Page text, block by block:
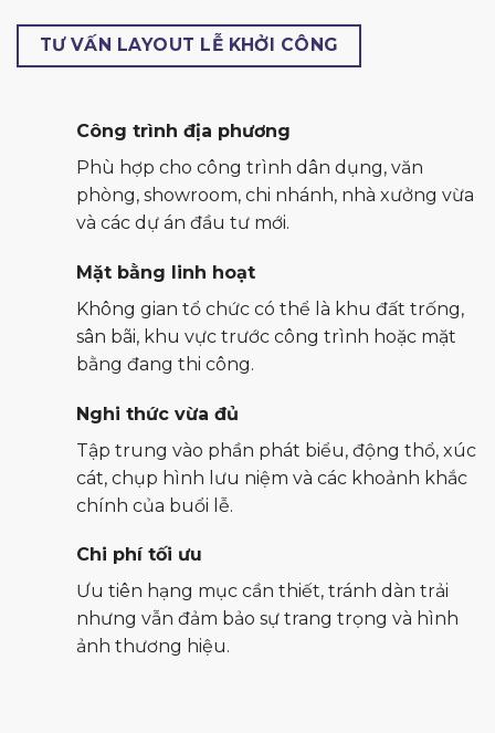
TƯ VẤN LAYOUT LỄ KHỞI CÔNG
Công trình địa phương
Phù hợp cho công trình dân dụng, văn
phòng, showroom, chi nhánh, nhà xưởng vừa
và các dự án đầu tư mới.
Mặt bằng linh hoạt
Không gian tổ chức có thể là khu đất trống,
sân bãi, khu vực trước công trình hoặc mặt
bằng đang thi công.
Nghi thức vừa đủ
Tập trung vào phần phát biểu, động thổ, xúc
cát, chụp hình lưu niệm và các khoảnh khắc
chính của buổi lễ.
Chi phí tối ưu
Ưu tiên hạng mục cần thiết, tránh dàn trải
nhưng vẫn đảm bảo sự trang trọng và hình
ảnh thương hiệu.